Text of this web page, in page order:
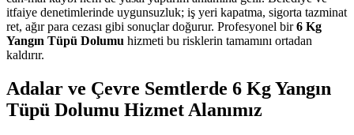
itfaiye denetimlerinde uygunsuzluk; iş yeri kapatma, sigorta tazminat
ret, ağır para cezası gibi sonuçlar doğurur. Profesyonel bir6 Kg
Yangın Tüpü Dolumu hizmeti bu risklerin tamamını ortadan
kaldırır.
Adalar ve Çevre Semtlerde 6 Kg Yangın
Tüpü Dolumu Hizmet Alanımız